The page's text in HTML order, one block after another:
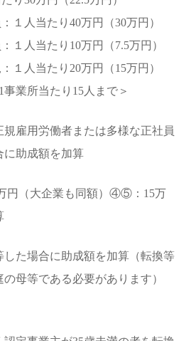
人当たり40万円（30万円）
人当たり10万円（7.5万円）
人当たり20万円（15万円）
業所当たり15人まで＞
雇用労働者または多様な正社員
に助成額を加算
円（大企業も同額）④⑤：15万
た場合に助成額を加算（転換等
母等である必要があります）